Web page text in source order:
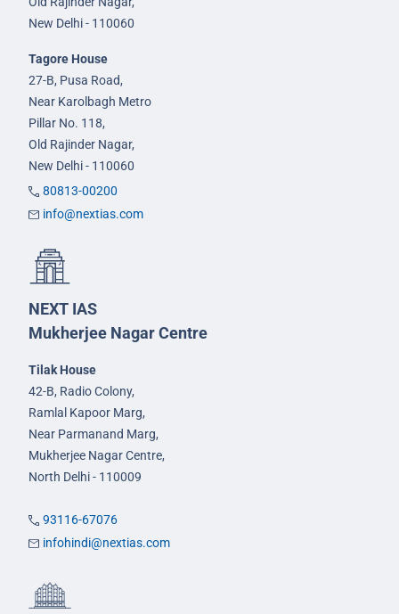
New Delhi - 110060
Tagore House
27-B, Pusa Road,
Near Karolbagh Metro
Pillar No. 118,
Old Rajinder Nagar,
New Delhi - 110060
80813-00200
info@nextias.com
NEXT IAS
Mukherjee Nagar Centre
Tilak House
42-B, Radio Colony,
Ramlal Kapoor Marg,
Near Parmanand Marg,
Mukherjee Nagar Centre,
North Delhi - 110009
93116-67076
infohindi@nextias.com